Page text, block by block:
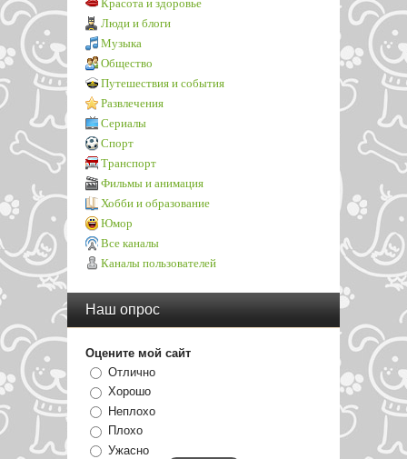
Красота и здоровье
Люди и блоги
Музыка
Общество
Путешествия и события
Развлечения
Сериалы
Спорт
Транспорт
Фильмы и анимация
Хобби и образование
Юмор
Все каналы
Каналы пользователей
Наш опрос
Оцените мой сайт
Отлично
Хорошо
Неплохо
Плохо
Ужасно